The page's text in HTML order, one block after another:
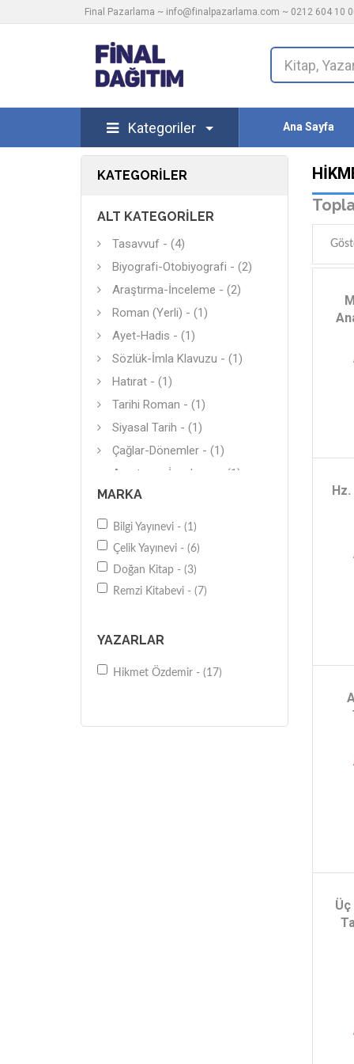
Final Pazarlama ~ info@finalpazarlama.com ~ 0212 604 10
Kategoriler Ana Sayfa
KATEGORILER
ALT KATEGORILER
Tasavvuf - (4)
Biyografi-Otobiyografi - (2)
Araştırma-İnceleme - (2)
Roman (Yerli) - (1)
Ayet-Hadis - (1)
Sözlük-İmla Klavuzu - (1)
Hatırat - (1)
Tarihi Roman - (1)
Siyasal Tarih - (1)
Çağlar-Dönemler - (1)
Araştırma-İnceleme - (1)
Genel - (1)
MARKA
Bilgi Yayınevi - (1)
Çelik Yayınevi - (6)
Doğan Kitap - (3)
Remzi Kitabevi - (7)
YAZARLAR
Hikmet Özdemir - (17)